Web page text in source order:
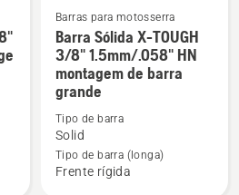
Ver
mais
detalhes
sobre
Barra
Sólida
Barras para motosserra
Barra Sólida X-TOUGH
3/8" 1.5mm/.058" HN
montagem de barra
grande
Tipo de barra
Solid
Tipo de barra (longa)
Frente rígida